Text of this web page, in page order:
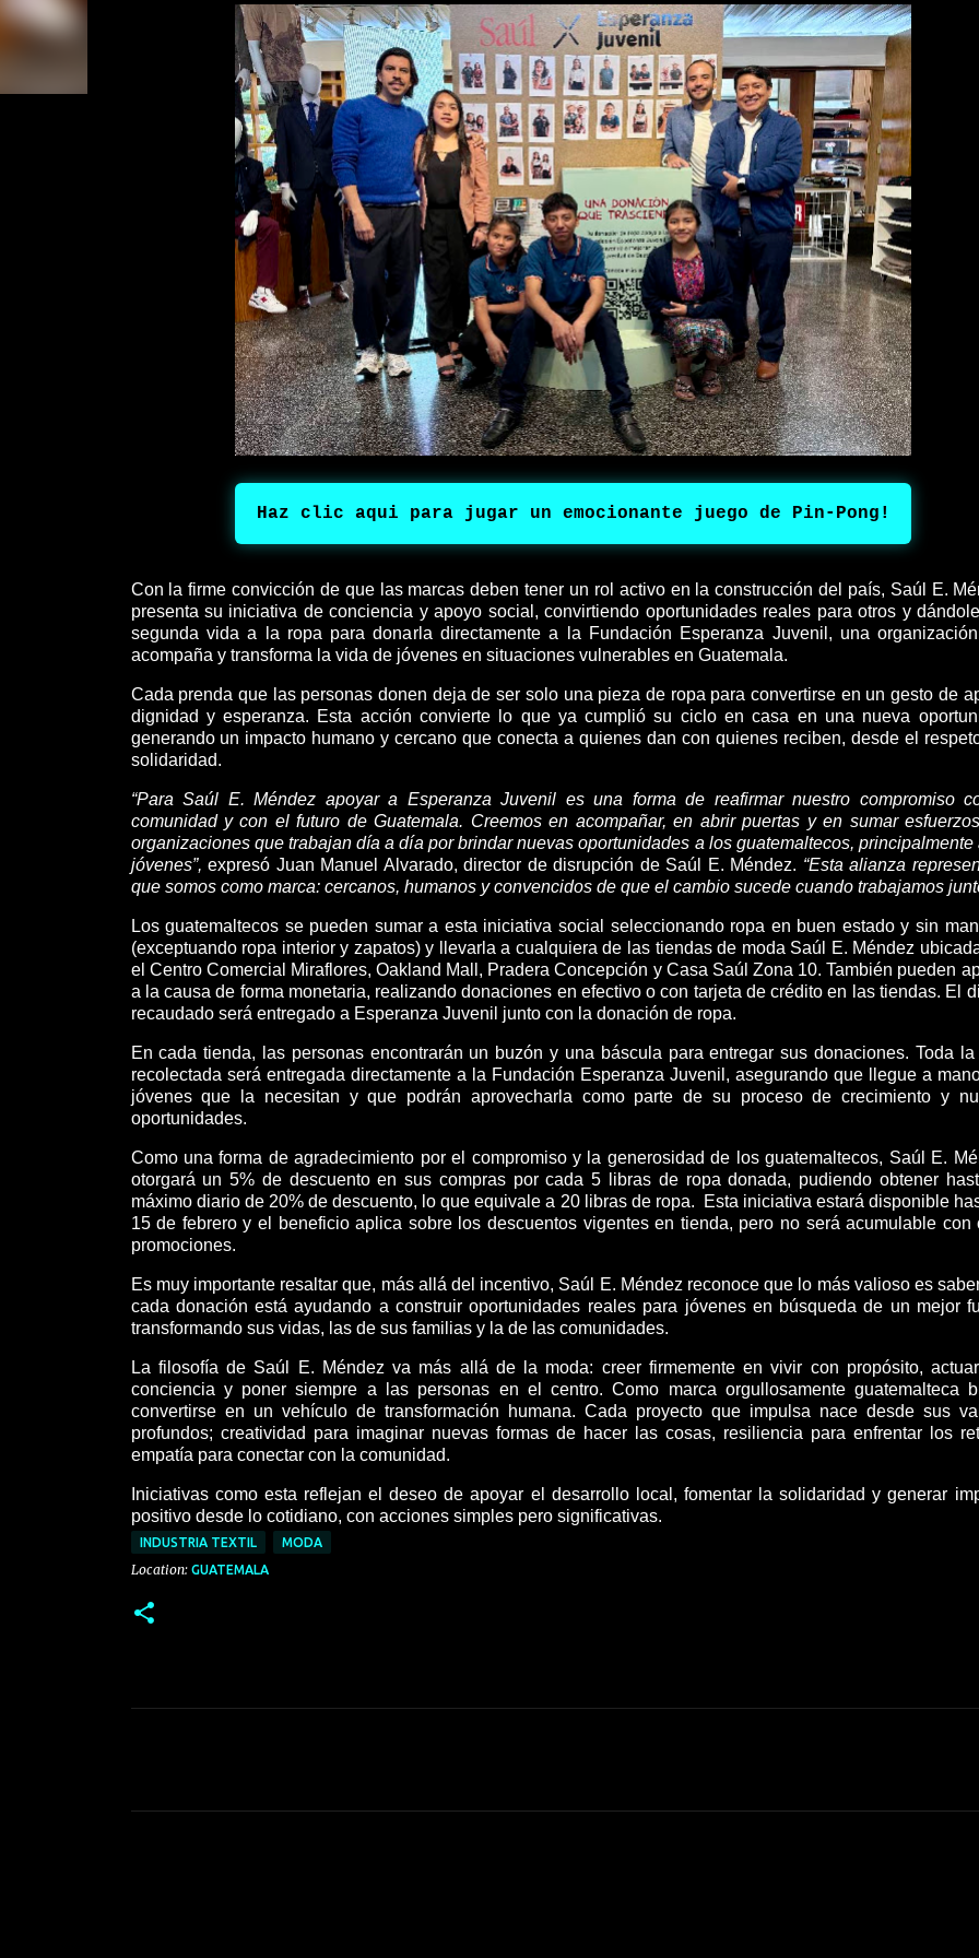
formato plegable. • Experiencia fotográfica con IA: El motorola razr 70 combina un sistema dual de cámara de 50
con funciones inteligentes avanzadas para capturar imágenes profesionales desde cualquier ángulo. • Modo
Camcorder: La función “Zoom Inteligente” (Rotate to zoom en inglés) permite emular el agarre de una
retro al plegar el teléfono a 90°, facilitando el control del zoom digital con ...
Haz clic aqui para jugar un emocionante juego de Pin-Pong!
Con la firme convicción de que las marcas deben tener un rol activo en la construcción del país, Saúl E.
presenta su iniciativa de conciencia y apoyo social, convirtiendo oportunidades reales para otros y
segunda vida a la ropa para donarla directamente a la Fundación Esperanza Juvenil, una
acompaña y transforma la vida de jóvenes en situaciones vulnerables en Guatemala.
Cada prenda que las personas donen deja de ser solo una pieza de ropa para convertirse en un gesto de
dignidad y esperanza. Esta acción convierte lo que ya cumplió su ciclo en casa en una nueva
generando un impacto humano y cercano que conecta a quienes dan con quienes reciben, desde el
solidaridad.
“Para Saúl E. Méndez apoyar a Esperanza Juvenil es una forma de reafirmar nuestro compromiso
comunidad y con el futuro de Guatemala. Creemos en acompañar, en abrir puertas y en sumar
organizaciones que trabajan día a día por brindar nuevas oportunidades a los guatemaltecos, principalmente
jóvenes”, expresó Juan Manuel Alvarado, director de disrupción de Saúl E. Méndez. “Esta alianza
que somos como marca: cercanos, humanos y convencidos de que el cambio sucede cuando trabajamos
Los guatemaltecos se pueden sumar a esta iniciativa social seleccionando ropa en buen estado y sin
(exceptuando ropa interior y zapatos) y llevarla a cualquiera de las tiendas de moda Saúl E. Méndez
el Centro Comercial Miraflores, Oakland Mall, Pradera Concepción y Casa Saúl Zona 10. También pueden
a la causa de forma monetaria, realizando donaciones en efectivo o con tarjeta de crédito en las tiendas. El
recaudado será entregado a Esperanza Juvenil junto con la donación de ropa.
En cada tienda, las personas encontrarán un buzón y una báscula para entregar sus donaciones. Toda la
recolectada será entregada directamente a la Fundación Esperanza Juvenil, asegurando que llegue a
jóvenes que la necesitan y que podrán aprovecharla como parte de su proceso de crecimiento y
oportunidades.
Como una forma de agradecimiento por el compromiso y la generosidad de los guatemaltecos, Saúl E.
otorgará un 5% de descuento en sus compras por cada 5 libras de ropa donada, pudiendo obtener
máximo diario de 20% de descuento, lo que equivale a 20 libras de ropa.
Esta iniciativa estará disponible
15 de febrero y el beneficio aplica sobre los descuentos vigentes en tienda, pero no será acumulable con
promociones.
Es muy importante resaltar que, más allá del incentivo, Saúl E. Méndez reconoce que lo más valioso es
cada donación está ayudando a construir oportunidades reales para jóvenes en búsqueda de un mejor
transformando sus vidas, las de sus familias y la de las comunidades.
La filosofía de Saúl E. Méndez va más allá de la moda: creer firmemente en vivir con propósito,
conciencia y poner siempre a las personas en el centro. Como marca orgullosamente guatemalteca
convertirse en un vehículo de transformación humana. Cada proyecto que impulsa nace desde sus
profundos; creatividad para imaginar nuevas formas de hacer las cosas, resiliencia para enfrentar los
empatía para conectar con la comunidad.
Iniciativas como esta reflejan el deseo de apoyar el desarrollo local, fomentar la solidaridad y generar
positivo desde lo cotidiano, con acciones simples pero significativas.
INDUSTRIA TEXTIL MODA
Location: GUATEMALA